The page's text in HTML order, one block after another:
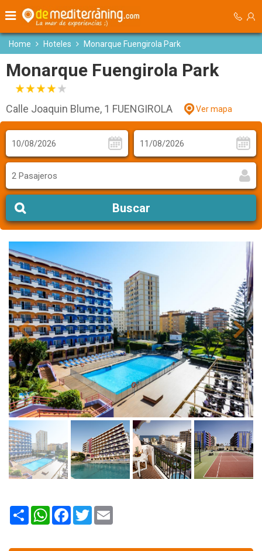
Home Hoteles Monarque Fuengirola Park
Monarque Fuengirola Park
Calle Joaquin Blume, 1 FUENGIROLA Ver mapa
2 Pasajeros
Buscar
Share WhatsAppFacebook
Twitter